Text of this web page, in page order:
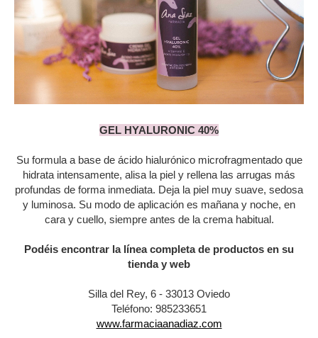
GEL HYALURONIC 40%
Su formula a base de ácido hialurónico microfragmentado que
hidrata intensamente, alisa la piel y rellena las arrugas más
profundas de forma inmediata. Deja la piel muy suave, sedosa
y luminosa. Su modo de aplicación es mañana y noche, en
cara y cuello, siempre antes de la crema habitual.
Podéis encontrar la línea completa de productos en su
tienda y web
Silla del Rey, 6 - 33013 Oviedo
Teléfono: 985233651
www.farmaciaanadiaz.com